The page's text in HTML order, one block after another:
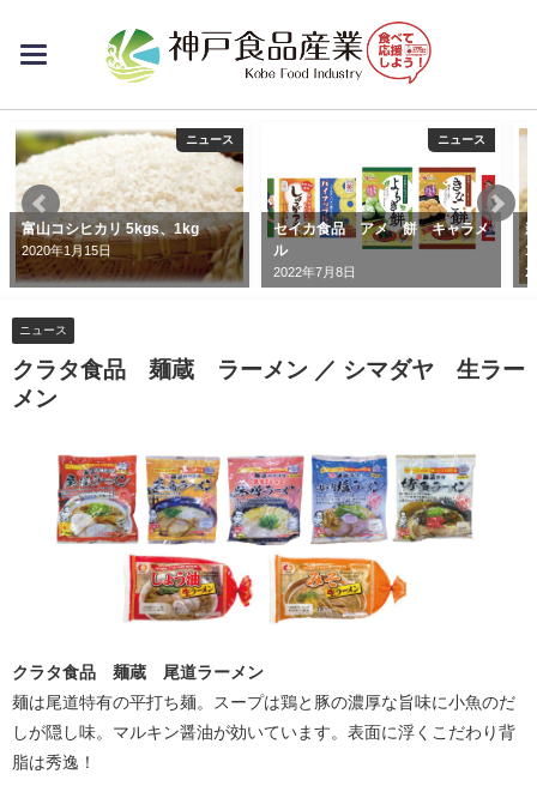
toggle
ニュース
富山コシヒカリ 5kgs、1kg
2020年1月15日
ニュース
セイカ食品 アメ 餅 キャラメ
ル
2022年7月8日
ニュース
クラタ食品 麺蔵 ラーメン ／ シマダヤ 生ラー
メン
クラタ食品 麺蔵 尾道ラーメン
麺は尾道特有の平打ち麺。スープは鶏と豚の濃厚な旨味に小魚のだ
しが隠し味。マルキン醤油が効いています。表面に浮くこだわり背
脂は秀逸！